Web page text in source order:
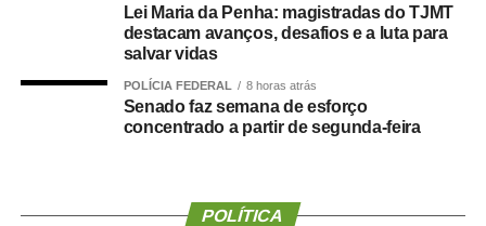
doméstica para incluir as agressões psicológica, sexual,
patrimonial e moral, a Lei Maria da Penha instituiu
medidas protetivas com análise prioritária, fortaleceu a
punição aos agressores e criou varas especializadas com
equipes multidisciplinares e atuação integrada com a
Especializada de Violência Doméstica e Familiar contra a
Lei Maria da Penha: magistradas do TJMT
destacam avanços, desafios e a luta para
salvar vidas
POLÍCIA FEDERAL 8 horas atrás
Senado faz semana de esforço
concentrado a partir de segunda-feira
POLÍTICA